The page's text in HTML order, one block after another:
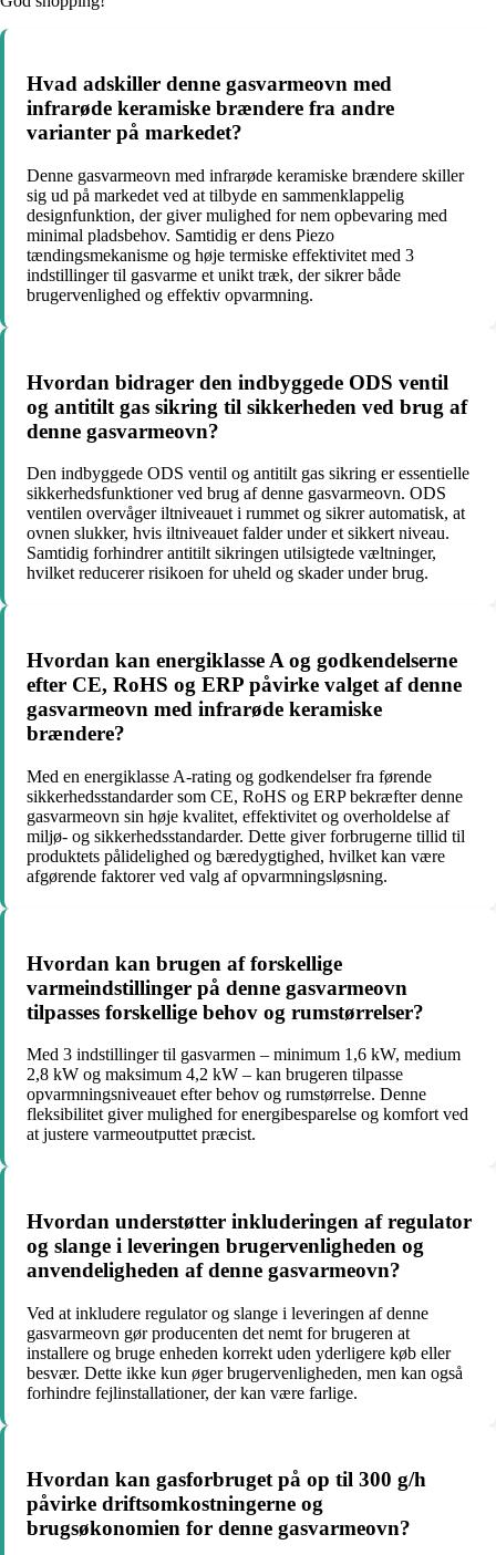
Hvad adskiller denne gasvarmeovn med
infrarøde keramiske brændere fra andre
varianter på markedet?
Denne gasvarmeovn med infrarøde keramiske brændere skiller
sig ud på markedet ved at tilbyde en sammenklappelig
designfunktion, der giver mulighed for nem opbevaring med
minimal pladsbehov. Samtidig er dens Piezo
tændingsmekanisme og høje termiske effektivitet med 3
indstillinger til gasvarme et unikt træk, der sikrer både
brugervenlighed og effektiv opvarmning.
Hvordan bidrager den indbyggede ODS ventil
og antitilt gas sikring til sikkerheden ved brug af
denne gasvarmeovn?
Den indbyggede ODS ventil og antitilt gas sikring er essentielle
sikkerhedsfunktioner ved brug af denne gasvarmeovn. ODS
ventilen overvåger iltniveauet i rummet og sikrer automatisk, at
ovnen slukker, hvis iltniveauet falder under et sikkert niveau.
Samtidig forhindrer antitilt sikringen utilsigtede væltninger,
hvilket reducerer risikoen for uheld og skader under brug.
Hvordan kan energiklasse A og godkendelserne
efter CE, RoHS og ERP påvirke valget af denne
gasvarmeovn med infrarøde keramiske
brændere?
Med en energiklasse A-rating og godkendelser fra førende
sikkerhedsstandarder som CE, RoHS og ERP bekræfter denne
gasvarmeovn sin høje kvalitet, effektivitet og overholdelse af
miljø- og sikkerhedsstandarder. Dette giver forbrugerne tillid til
produktets pålidelighed og bæredygtighed, hvilket kan være
afgørende faktorer ved valg af opvarmningsløsning.
Hvordan kan brugen af forskellige
varmeindstillinger på denne gasvarmeovn
tilpasses forskellige behov og rumstørrelser?
Med 3 indstillinger til gasvarmen – minimum 1,6 kW, medium
2,8 kW og maksimum 4,2 kW – kan brugeren tilpasse
opvarmningsniveauet efter behov og rumstørrelse. Denne
fleksibilitet giver mulighed for energibesparelse og komfort ved
at justere varmeoutputtet præcist.
Hvordan understøtter inkluderingen af regulator
og slange i leveringen brugervenligheden og
anvendeligheden af denne gasvarmeovn?
Ved at inkludere regulator og slange i leveringen af denne
gasvarmeovn gør producenten det nemt for brugeren at
installere og bruge enheden korrekt uden yderligere køb eller
besvær. Dette ikke kun øger brugervenligheden, men kan også
forhindre fejlinstallationer, der kan være farlige.
Hvordan kan gasforbruget på op til 300 g/h
påvirke driftsomkostningerne og
brugsøkonomien for denne gasvarmeovn?